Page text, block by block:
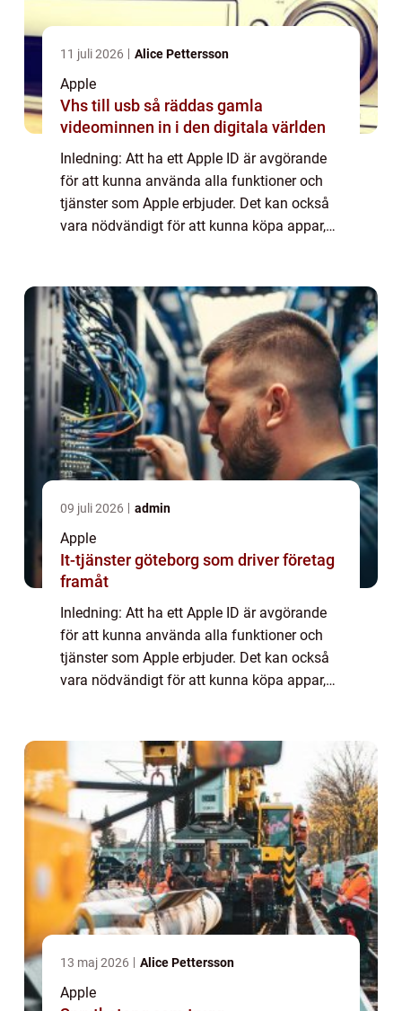
11 juli 2026 Alice Pettersson
Apple
Vhs till usb så räddas gamla
videominnen in i den digitala världen
Inledning: Att ha ett Apple ID är avgörande
för att kunna använda alla funktioner och
tjänster som Apple erbjuder. Det kan också
vara nödvändigt för att kunna köpa appar,
09 juli 2026 admin
Apple
It-tjänster göteborg som driver företag
framåt
Inledning: Att ha ett Apple ID är avgörande
för att kunna använda alla funktioner och
tjänster som Apple erbjuder. Det kan också
vara nödvändigt för att kunna köpa appar,
13 maj 2026 Alice Pettersson
Apple